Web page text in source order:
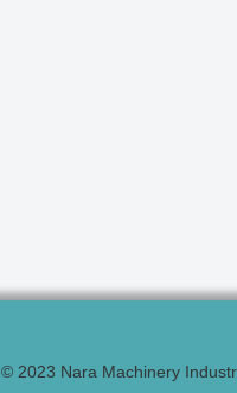
© 2023 Nara Machinery